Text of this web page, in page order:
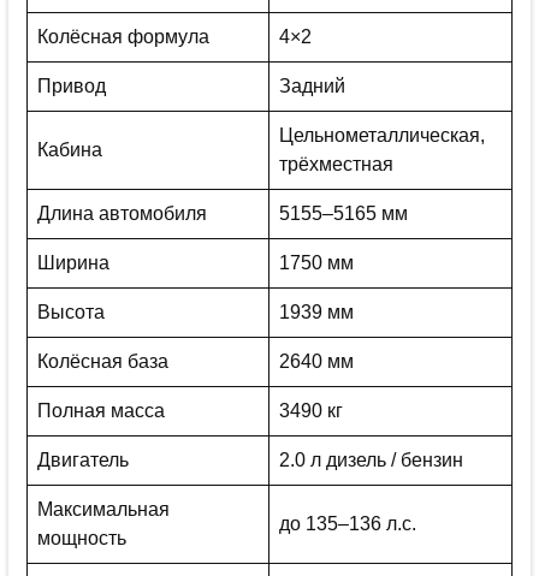
Колёсная формула 4×2
Привод Задний
Кабина
Цельнометаллическая,
трёхместная
Длина автомобиля 5155–5165 мм
Ширина 1750 мм
Высота 1939 мм
Колёсная база 2640 мм
Полная масса 3490 кг
Двигатель 2.0 л дизель / бензин
Максимальная
мощность
до 135–136 л.с.